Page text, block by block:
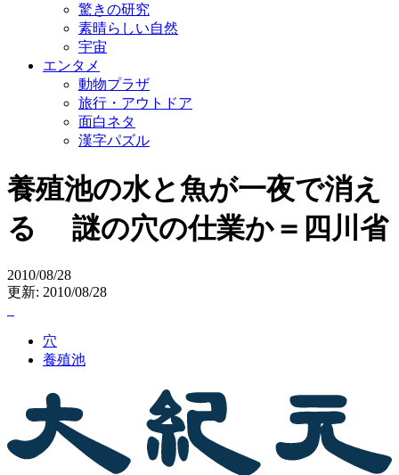
驚きの研究
素晴らしい自然
宇宙
エンタメ
動物プラザ
旅行・アウトドア
面白ネタ
漢字パズル
養殖池の水と魚が一夜で消え
る 謎の穴の仕業か＝四川省
2010/08/28
更新: 2010/08/28
穴
養殖池